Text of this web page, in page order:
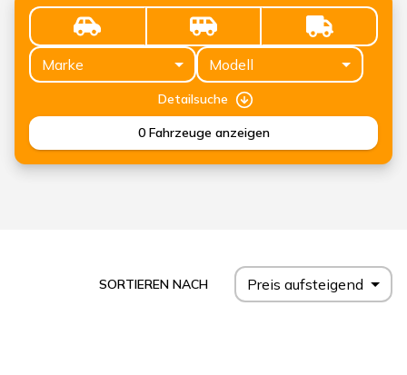
Marke Modell
Detailsuche
0 Fahrzeuge anzeigen
SORTIEREN NACH Preis aufsteigend